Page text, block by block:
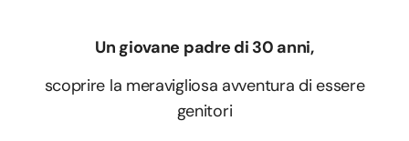
Un giovane padre di 30 anni,
scoprire la meravigliosa avventura di essere
genitori